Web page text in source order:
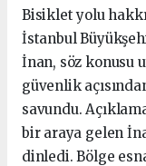
Bisiklet yolu
İstanbul
İnan, söz konusu
güvenlik
savundu.
bir araya gelen
dinledi. Bölge